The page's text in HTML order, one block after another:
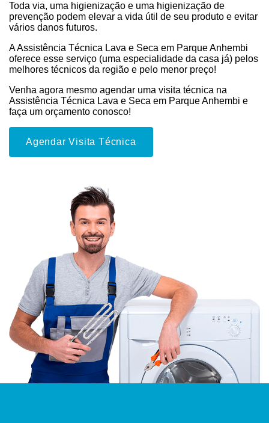
Toda via, uma higienização e uma higienização de
prevenção podem elevar a vida útil de seu produto e evitar
vários danos futuros.
A Assistência Técnica Lava e Seca em Parque Anhembi
oferece esse serviço (uma especialidade da casa já) pelos
melhores técnicos da região e pelo menor preço!
Venha agora mesmo agendar uma visita técnica na
Assistência Técnica Lava e Seca em Parque Anhembi e
faça um orçamento conosco!
Agendar Visita Técnica